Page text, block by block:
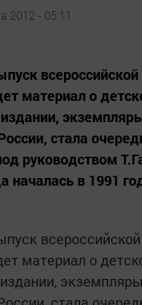
2012 - 05:11
материал о
стала
руководством
началась в 1991
материал о